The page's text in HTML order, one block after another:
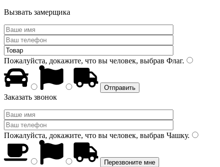
Вызвать замерщика
Пожалуйста, докажите, что вы человек, выбрав Флаг.
Заказать звонок
Пожалуйста, докажите, что вы человек, выбрав Чашку.